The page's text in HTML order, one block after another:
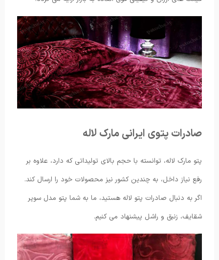
صادرات پتوی ایرانی مارک لاله
پتو مارک لاله، توانسته با حجم بالای تولیداتی که دارد، علاوه بر
رفع نیاز داخل، به چندین کشور نیز محصولات خود را ارسال کند.
اگر به دنبال صادرات پتو لاله هستید، ما به شما پتو مدل سوپر
شقایف، زنبق و راشل پیشنهاد می کنیم.